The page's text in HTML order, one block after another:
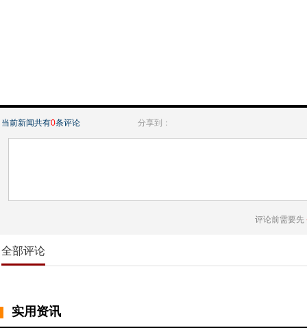
当前新闻共有0条评论 分享到：
评论前需要先
全部评论
实用资讯